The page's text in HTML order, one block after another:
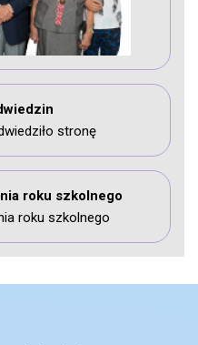
stronę
roku szkolnego
roku szkolnego